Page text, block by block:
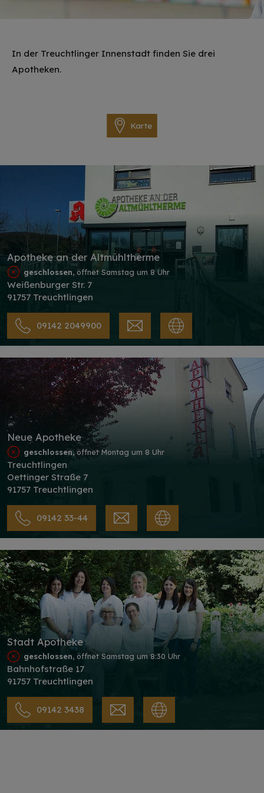
In der Treuchtlinger Innenstadt finden Sie drei
Apotheken.
Karte
Apotheke an der Altmühltherme
geschlossen, öffnet Samstag um 8 Uhr
Weißenburger Str. 7
91757 Treuchtlingen
09142 2049900
Neue Apotheke
geschlossen, öffnet Montag um 8 Uhr
Treuchtlingen
Oettinger Straße 7
91757 Treuchtlingen
09142 33-44
Stadt Apotheke
geschlossen, öffnet Samstag um 8:30 Uhr
Bahnhofstraße 17
91757 Treuchtlingen
09142 3438